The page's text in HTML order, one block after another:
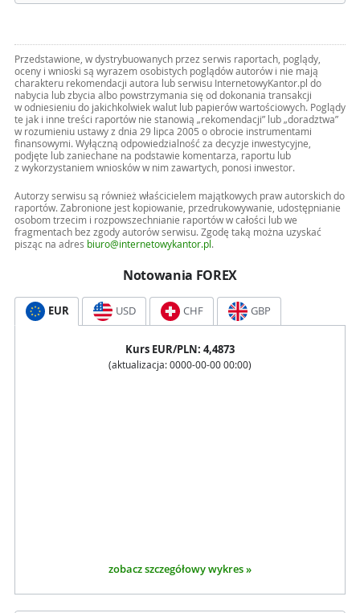
Przedstawione, w dystrybuowanych przez serwis raportach, poglądy,
oceny i wnioski są wyrazem osobistych poglądów autorów i nie mają
charakteru rekomendacji autora lub serwisu InternetowyKantor.pl do
nabycia lub zbycia albo powstrzymania się od dokonania transakcji
w odniesieniu do jakichkolwiek walut lub papierów wartościowych. Poglądy
te jak i inne treści raportów nie stanowią „rekomendacji” lub „doradztwa”
w rozumieniu ustawy z dnia 29 lipca 2005 o obrocie instrumentami
finansowymi. Wyłączną odpowiedzialność za decyzje inwestycyjne,
podjęte lub zaniechane na podstawie komentarza, raportu lub
z wykorzystaniem wniosków w nim zawartych, ponosi inwestor.
Autorzy serwisu są również właścicielem majątkowych praw autorskich do
raportów. Zabronione jest kopiowanie, przedrukowywanie, udostępnianie
osobom trzecim i rozpowszechnianie raportów w całości lub we
fragmentach bez zgody autorów serwisu. Zgodę taką można uzyskać
pisząc na adres biuro@internetowykantor.pl .
Notowania FOREX
EUR USD CHF GBP
Kurs EUR/PLN: 4,4873
(aktualizacja: 0000-00-00 00:00)
zobacz szczegółowy wykres »